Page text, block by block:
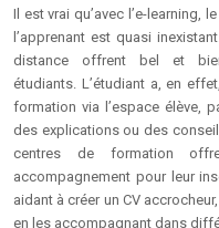
Il est vrai qu’avec l’e-learning,
l’apprenant est quasi
distance offrent bel et
étudiants. L’étudiant a, en
formation via l’espace élève,
des explications ou des
centres de formation
accompagnement pour leur
aidant à créer un CV
en les accompagnant dans